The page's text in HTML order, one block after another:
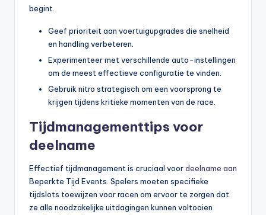
begint.
Geef prioriteit aan voertuigupgrades die snelheid
en handling verbeteren.
Experimenteer met verschillende auto-instellingen
om de meest effectieve configuratie te vinden.
Gebruik nitro strategisch om een voorsprong te
krijgen tijdens kritieke momenten van de race.
Tijdmanagementtips voor
deelname
Effectief tijdmanagement is cruciaal voordeelname aan
Beperkte Tijd Events. Spelers moeten specifieke
tijdslots toewijzen voor racen om ervoor te zorgen dat
ze alle noodzakelijke uitdagingen kunnen voltooien